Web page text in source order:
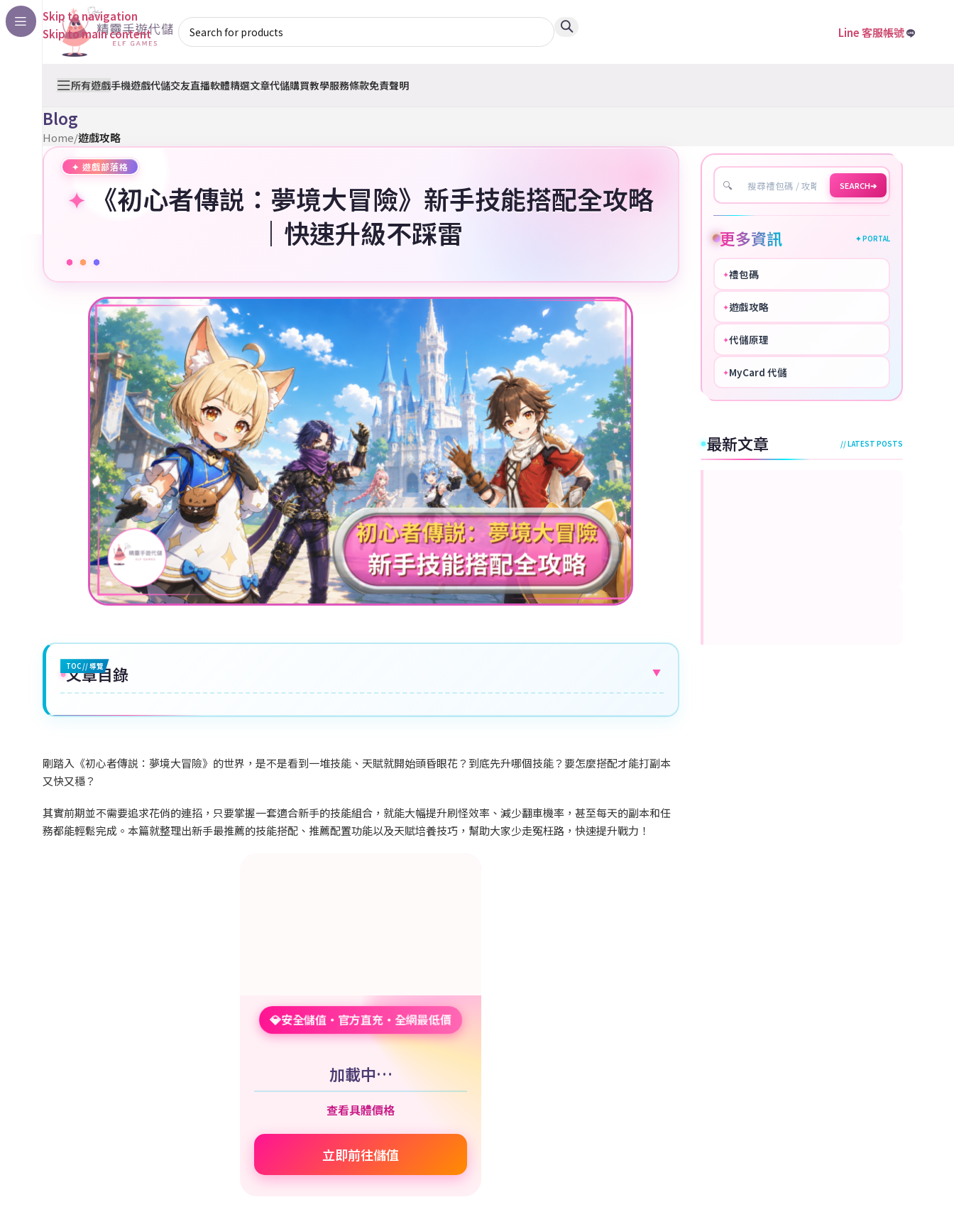
Skip to navigation
Skip to main content
Line 客服帳號
所有遊戲手機遊戲代儲交友直播軟體精選文章代儲購買教學服務條款免責聲明
Blog
Home/遊戲攻略
《初心者傳説：夢境大冒險》新手技能搭配全攻略
｜快速升級不踩雷
TOC // 導覽
文章目錄 ▼
剛踏入《初心者傳説：夢境大冒險》的世界，是不是看到一堆技能、天賦就開始頭昏眼花？到底先升哪個技能？要怎麼搭配才能打副本
又快又穩？
其實前期並不需要追求花俏的連招，只要掌握一套適合新手的技能組合，就能大幅提升刷怪效率、減少翻車機率，甚至每天的副本和任
務都能輕鬆完成。本篇就整理出新手最推薦的技能搭配、推薦配置功能以及天賦培養技巧，幫助大家少走冤枉路，快速提升戰力！
💎安全儲值・官方直充・全網最低價
加載中…
查看具體價格
立即前往儲值
🔍 SEARCH➔
更多資訊 ✦ PORTAL
✦禮包碼
✦遊戲攻略
✦代儲原理
✦MyCard 代儲
最新文章 // LATEST POSTS